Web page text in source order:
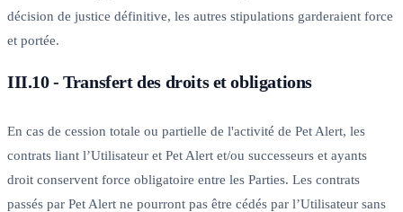
décision de justice définitive, les autres stipulations garderaient force
et portée.
III.10 - Transfert des droits et obligations
En cas de cession totale ou partielle de l'activité de Pet Alert, les
contrats liant l’Utilisateur et Pet Alert et/ou successeurs et ayants
droit conservent force obligatoire entre les Parties. Les contrats
passés par Pet Alert ne pourront pas être cédés par l’Utilisateur sans